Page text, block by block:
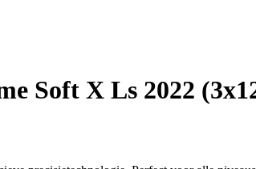
Soft X Ls 2022